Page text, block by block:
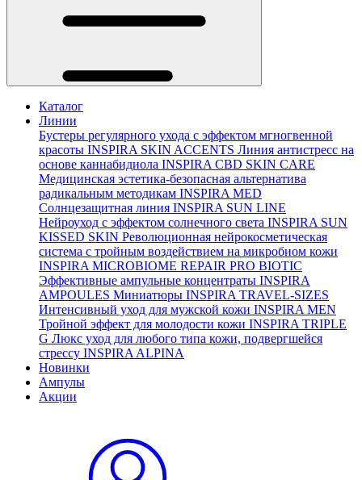
Каталог
Линии
Бустеры регулярного ухода с эффектом мгногвенной
красоты INSPIRA SKIN ACCENTS Линия антистресс на
основе каннабидиола INSPIRA CBD SKIN CARE
Медицинская эстетика-безопасная альтернатива
радикальным методикам INSPIRA MED
Солнцезащитная линия INSPIRA SUN LINE
Нейроуход с эффектом солнечного света INSPIRA SUN
KISSED SKIN Революционная нейрокосметическая
система с тройным воздействием на микробиом кожи
INSPIRA MICROBIOME REPAIR PRO BIOTIC
Эффективные ампульные концентраты INSPIRA
AMPOULES Миниатюры INSPIRA TRAVEL-SIZES
Интенсивный уход для мужской кожи INSPIRA MEN
Тройной эффект для молодости кожи INSPIRA TRIPLE
G Люкс уход для любого типа кожи, подвергшейся
стрессу INSPIRA ALPINA
Новинки
Ампулы
Акции